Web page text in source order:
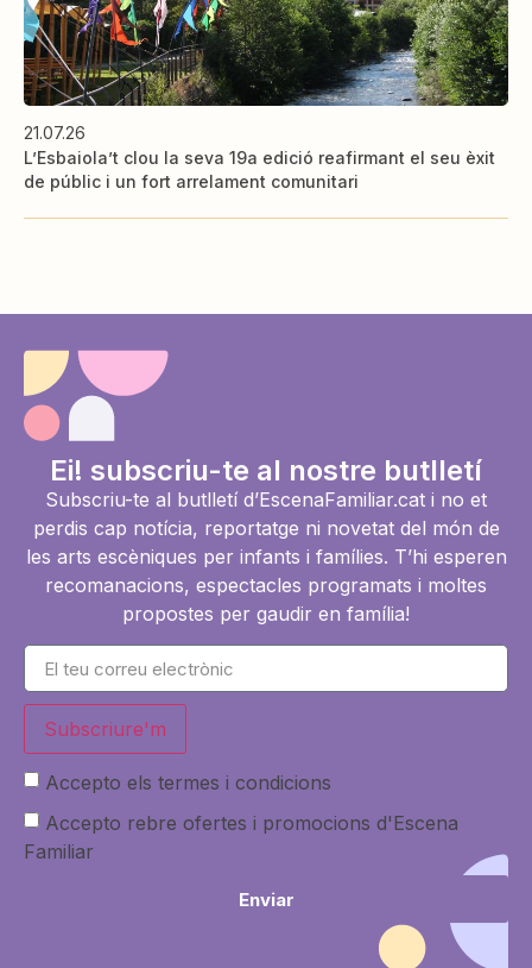
21.07.26
L’Esbaiola’t clou la seva 19a edició reafirmant el seu èxit
de públic i un fort arrelament comunitari
Ei! subscriu-te al nostre butlletí
Subscriu-te al butlletí d’EscenaFamiliar.cat i no et
perdis cap notícia, reportatge ni novetat del món de
les arts escèniques per infants i famílies. T’hi esperen
recomanacions, espectacles programats i moltes
propostes per gaudir en família!
Subscriure'm
Accepto els termes i condicions
Accepto rebre ofertes i promocions d'Escena
Familiar
Enviar